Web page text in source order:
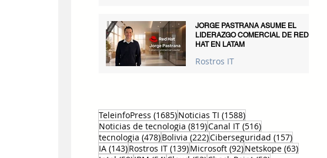
JORGE PASTRANA ASUME EL
LIDERAZGO COMERCIAL DE RED
HAT EN LATAM
Rostros IT
TeleinfoPress (1685)1685 entradas
Noticias TI (1588)1588 entradas
Noticias de tecnologia (819)819 entradas
Canal IT (516)516 entradas
tecnologia (478)478 entradas
Bolivia (222)222 entradas
Ciberseguridad (157)157
IA (143)143 entradas
Rostros IT (139)139 entradas
Microsoft (92)92 entradas
Netskope (63)63